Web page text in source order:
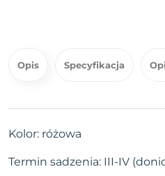
Opis Specyfikacja
Kolor: różowa
Termin sadzenia: III-IV